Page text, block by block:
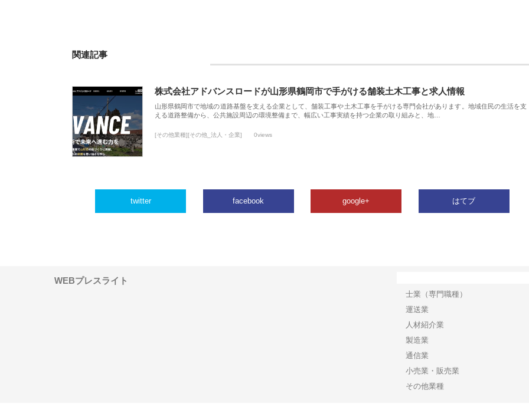
関連記事
株式会社アドバンスロードが山形県鶴岡市で手がける舗装土木工事と求人情報
山形県鶴岡市で地域の道路基盤を支える企業として、舗装工事や土木工事を手がける専門会社があります。地域住民の生活を支
える道路整備から、公共施設周辺の環境整備まで、幅広い工事実績を持つ企業の取り組みと、地…
[その他業種][その他_法人・企業] 0views
twitter facebook google+ はてブ
WEBプレスライト
士業（専門職種）
運送業
人材紹介業
製造業
通信業
小売業・販売業
その他業種